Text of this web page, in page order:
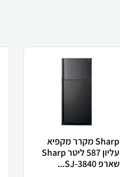
Sharp מקרר מקפיא
עליון 587 ליטר Sharp
שארפ SJ-3840...